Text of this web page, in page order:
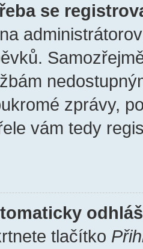
se
zprávy,
vám tedy
tlačítko